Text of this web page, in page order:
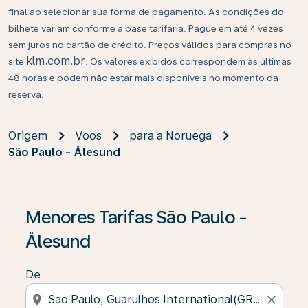
final ao selecionar sua forma de pagamento. As condições do
bilhete variam conforme a base tarifária. Pague em até 4 vezes
sem juros no cartão de crédito. Preços válidos para compras no
site klm.com.br . Os valores exibidos correspondem às últimas
48 horas e podem não estar mais disponíveis no momento da
reserva.
Origem Voos
para a Noruega
São Paulo - Ålesund
Menores Tarifas São Paulo -
Ålesund
De
location_on close